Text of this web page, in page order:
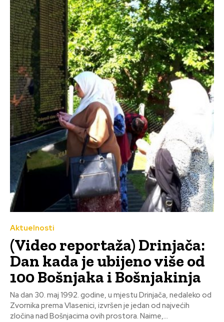
Aktuelnosti
(Video reportaža) Drinjača:
Dan kada je ubijeno više od
100 Bošnjaka i Bošnjakinja
Na dan 30. maj 1992. godine, u mjestu Drinjača, nedaleko od
Zvornika prema Vlasenici, izvršen je jedan od najvećih
zločina nad Bošnjacima ovih prostora. Naime,...